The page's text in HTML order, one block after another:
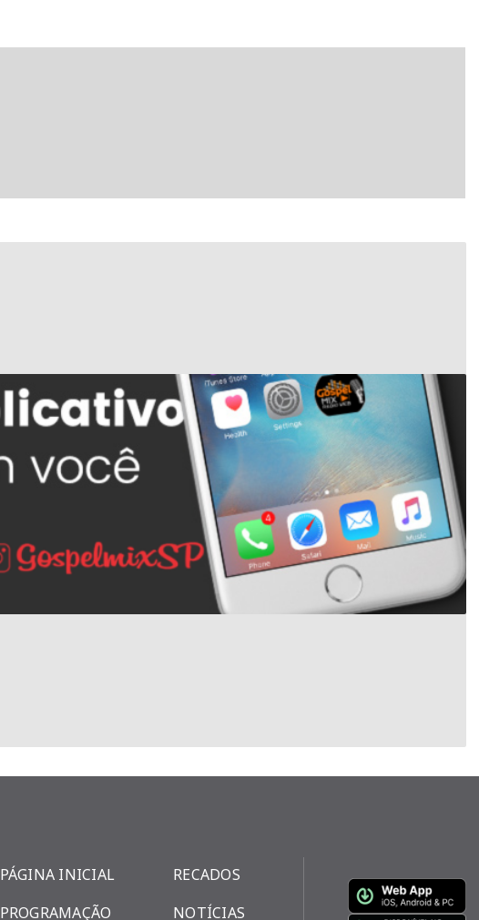
PÁGINA INICIAL
PROGRAMAÇÃO
RECADOS
NOTÍCIAS